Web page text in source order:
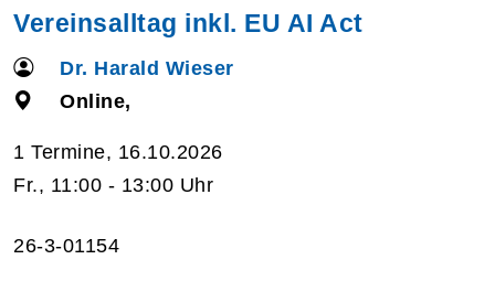
Vereinsalltag inkl. EU AI Act
Dr. Harald Wieser
Online,
1 Termine, 16.10.2026
Fr., 11:00 - 13:00 Uhr
26-3-01154